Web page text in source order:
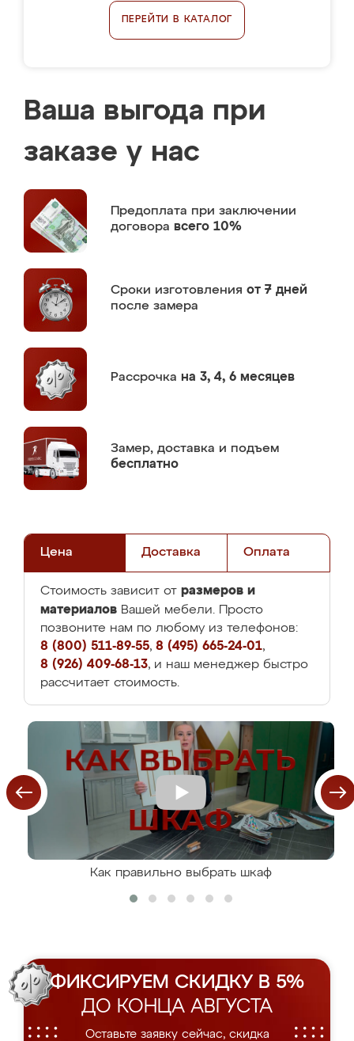
ПЕРЕЙТИ В КАТАЛОГ
Ваша выгода при
заказе у нас
Предоплата при заключении
договора всего 10%
Сроки изготовления от 7 дней
после замера
Рассрочка на 3, 4, 6 месяцев
Замер, доставка и подъем
бесплатно
Цена Доставка Оплата
Стоимость зависит от размеров и
материалов Вашей мебели. Просто
позвоните нам по любому из телефонов:
8 (800) 511-89-55, 8 (495) 665-24-01,
8 (926) 409-68-13, и наш менеджер быстро
рассчитает стоимость.
Как правильно выбрать шкаф
ФИКСИРУЕМ СКИДКУ В 5%
ДО КОНЦА АВГУСТА
Оставьте заявку сейчас, скидка